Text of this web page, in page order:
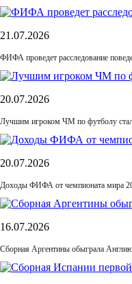
21.07.2026
ФИФА проведет расследование
20.07.2026
Лучшим игроком ЧМ по футболу
20.07.2026
Доходы ФИФА от чемпионата мира
16.07.2026
Сборная Аргентины обыграла